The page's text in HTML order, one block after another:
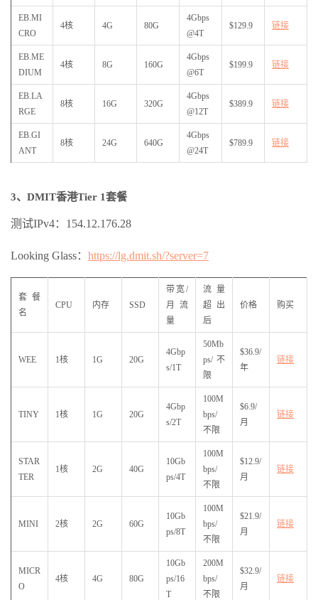
EB.MI
CRO
4核 4G 80G
4Gbps
@4T
$129.9 链接
EB.ME
DIUM
4核 8G 160G
4Gbps
@6T
$199.9 链接
EB.LA
RGE
8核 16G 320G
4Gbps
@12T
$389.9 链接
EB.GI
ANT
8核 24G 640G
4Gbps
@24T
$789.9 链接
3、DMIT香港Tier 1套餐
测试IPv4：154.12.176.28
Looking Glass： https://lg.dmit.sh/?server=7
套餐
名
CPU 内存 SSD
带宽/
月流
量
流量
超出
后
价格 购买
WEE 1核 1G 20G
4Gbp
s/1T
50Mb
ps/不
限
$36.9/
年
链接
TINY 1核 1G 20G
4Gbp
s/2T
100M
bps/
不限
$6.9/
月
链接
STAR
TER
1核 2G 40G
10Gb
ps/4T
100M
bps/
不限
$12.9/
月
链接
MINI 2核 2G 60G
10Gb
ps/8T
100M
bps/
不限
$21.9/
月
链接
MICR
O
4核 4G 80G
10Gb
ps/16
T
200M
bps/
不限
$32.9/
月
链接